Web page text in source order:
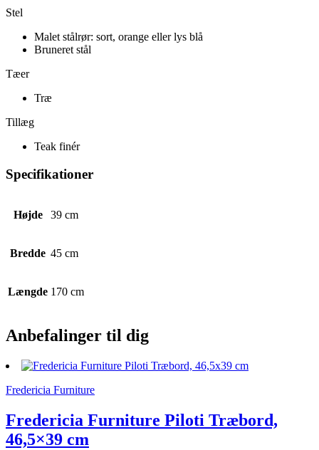
Stel
Malet stålrør: sort, orange eller lys blå
Bruneret stål
Tæer
Træ
Tillæg
Teak finér
Specifikationer
Højde 39 cm
Bredde 45 cm
Længde 170 cm
Anbefalinger til dig
Fredericia Furniture
Fredericia Furniture Piloti Træbord,
46,5×39 cm